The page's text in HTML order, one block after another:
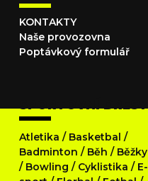
KONTAKTY
Naše provozovna
Poptávkový formulář
SPORTOVNÍ DRESY
Atletika / Basketbal /
Badminton / Běh / Běžky
/ Bowling / Cyklistika / E-